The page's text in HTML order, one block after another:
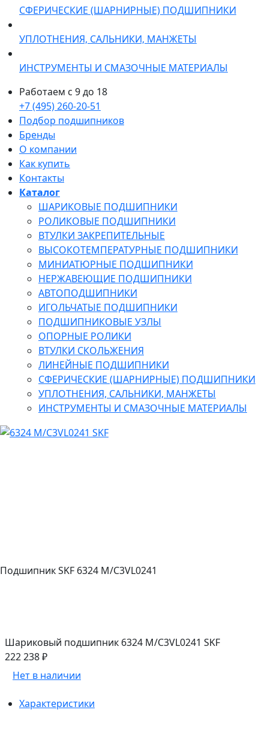
СФЕРИЧЕСКИЕ (ШАРНИРНЫЕ) ПОДШИПНИКИ
УПЛОТНЕНИЯ, САЛЬНИКИ, МАНЖЕТЫ
ИНСТРУМЕНТЫ И СМАЗОЧНЫЕ МАТЕРИАЛЫ
Работаем с 9 до 18
+7 (495) 260-20-51
Подбор подшипников
Бренды
О компании
Как купить
Контакты
Каталог
ШАРИКОВЫЕ ПОДШИПНИКИ
РОЛИКОВЫЕ ПОДШИПНИКИ
ВТУЛКИ ЗАКРЕПИТЕЛЬНЫЕ
ВЫСОКОТЕМПЕРАТУРНЫЕ ПОДШИПНИКИ
МИНИАТЮРНЫЕ ПОДШИПНИКИ
НЕРЖАВЕЮЩИЕ ПОДШИПНИКИ
АВТОПОДШИПНИКИ
ИГОЛЬЧАТЫЕ ПОДШИПНИКИ
ПОДШИПНИКОВЫЕ УЗЛЫ
ОПОРНЫЕ РОЛИКИ
ВТУЛКИ СКОЛЬЖЕНИЯ
ЛИНЕЙНЫЕ ПОДШИПНИКИ
СФЕРИЧЕСКИЕ (ШАРНИРНЫЕ) ПОДШИПНИКИ
УПЛОТНЕНИЯ, САЛЬНИКИ, МАНЖЕТЫ
ИНСТРУМЕНТЫ И СМАЗОЧНЫЕ МАТЕРИАЛЫ
Подшипник SKF 6324 M/C3VL0241
Шариковый подшипник 6324 M/C3VL0241 SKF
222 238 ₽
Нет в наличии
Характеристики